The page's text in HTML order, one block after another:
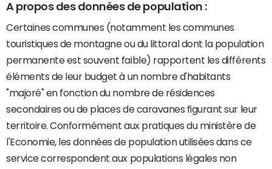
A propos des données de population :
Certaines communes (notamment les communes
touristiques de montagne ou du littoral dont la population
permanente est souvent faible) rapportent les différents
éléments de leur budget à un nombre d'habitants
"majoré" en fonction du nombre de résidences
secondaires ou de places de caravanes figurant sur leur
territoire. Conformément aux pratiques du ministère de
l'Economie, les données de population utilisées dans ce
service correspondent aux populations légales non